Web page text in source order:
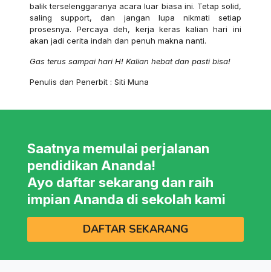
balik terselenggaranya acara luar biasa ini. Tetap solid,
saling support, dan jangan lupa nikmati setiap
prosesnya. Percaya deh, kerja keras kalian hari ini
akan jadi cerita indah dan penuh makna nanti.
Gas terus sampai hari H! Kalian hebat dan pasti bisa!
Penulis dan Penerbit : Siti Muna
Saatnya memulai perjalanan
pendidikan Ananda!
Ayo daftar sekarang dan raih
impian Ananda di sekolah kami
DAFTAR SEKARANG